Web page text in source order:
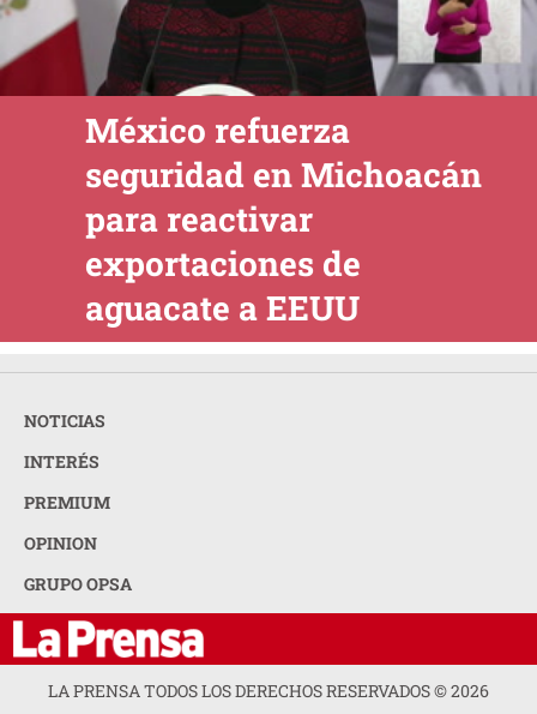
México refuerza
seguridad en Michoacán
para reactivar
exportaciones de
aguacate a EEUU
NOTICIAS
INTERÉS
PREMIUM
OPINION
GRUPO OPSA
LA PRENSA TODOS LOS DERECHOS RESERVADOS ©2026